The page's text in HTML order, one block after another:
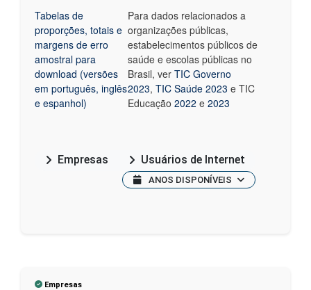
Tabelas de
proporções, totais e
margens de erro
amostral para
download (versões
em português, inglês
e espanhol)
Para dados relacionados a
organizações públicas,
estabelecimentos públicos de
saúde e escolas públicas no
Brasil, verTIC Governo
2023,TIC Saúde 2023 e TIC
Educação2022 e2023
Empresas Usuários de Internet
ANOS DISPONÍVEIS
Empresas